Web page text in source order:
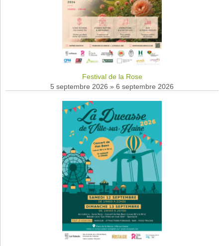
Festival de la Rose
5 septembre 2026 » 6 septembre 2026